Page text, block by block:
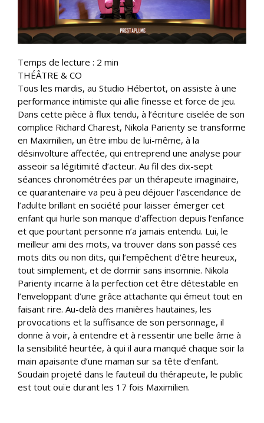
Temps de lecture : 2 min
THÉÂTRE & CO
Tous les mardis, au Studio Hébertot, on assiste à une
performance intimiste qui allie finesse et force de jeu.
Dans cette pièce à flux tendu, à l’écriture ciselée de son
complice Richard Charest, Nikola Parienty se transforme
en Maximilien, un être imbu de lui-même, à la
désinvolture affectée, qui entreprend une analyse pour
asseoir sa légitimité d’acteur. Au fil des dix-sept
séances chronométrées par un thérapeute imaginaire,
ce quarantenaire va peu à peu déjouer l’ascendance de
l’adulte brillant en société pour laisser émerger cet
enfant qui hurle son manque d’affection depuis l’enfance
et que pourtant personne n’a jamais entendu. Lui, le
meilleur ami des mots, va trouver dans son passé ces
mots dits ou non dits, qui l’empêchent d’être heureux,
tout simplement, et de dormir sans insomnie. Nikola
Parienty incarne à la perfection cet être détestable en
l’enveloppant d’une grâce attachante qui émeut tout en
faisant rire. Au-delà des manières hautaines, les
provocations et la suffisance de son personnage, il
donne à voir, à entendre et à ressentir une belle âme à
la sensibilité heurtée, à qui il aura manqué chaque soir la
main apaisante d’une maman sur sa tête d’enfant.
Soudain projeté dans le fauteuil du thérapeute, le public
est tout ouïe durant les 17 fois Maximilien.